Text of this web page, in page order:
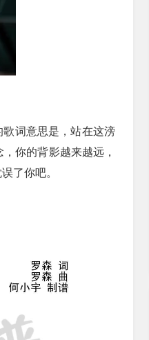
词意思是，站在这滂
你的背影越来越远，
了你吧。